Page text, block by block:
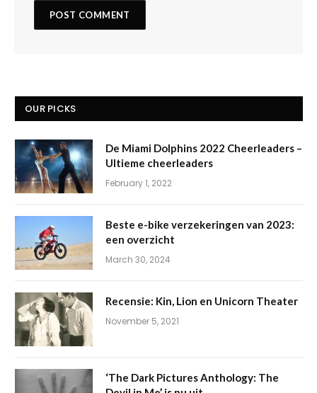
OUR PICKS
De Miami Dolphins 2022 Cheerleaders –
Ultieme cheerleaders
February 1, 2022
Beste e-bike verzekeringen van 2023:
een overzicht
March 30, 2024
Recensie: Kin, Lion en Unicorn Theater
November 5, 2021
‘The Dark Pictures Anthology: The